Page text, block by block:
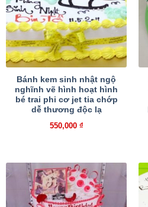
Bánh kem sinh nhật ngộ
nghĩnh vẽ hình hoạt hình
bé trai phi cơ jet tia chớp
dễ thương độc lạ
550,000 ₫